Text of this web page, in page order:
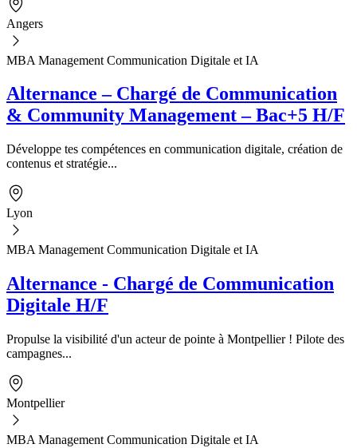
Angers
MBA Management Communication Digitale et IA
Alternance – Chargé de Communication
& Community Management – Bac+5 H/F
Développe tes compétences en communication digitale, création de
contenus et stratégie...
Lyon
MBA Management Communication Digitale et IA
Alternance - Chargé de Communication
Digitale H/F
Propulse la visibilité d'un acteur de pointe à Montpellier ! Pilote des
campagnes...
Montpellier
MBA Management Communication Digitale et IA